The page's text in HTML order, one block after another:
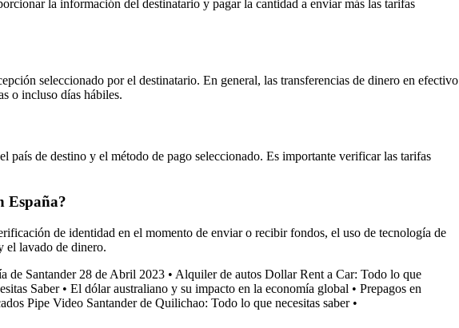
la información del destinatario y pagar la cantidad a enviar más las tarifas
seleccionado por el destinatario. En general, las transferencias de dinero en efectivo
o incluso días hábiles.
país de destino y el método de pago seleccionado. Es importante verificar las tarifas
España?
de identidad en el momento de enviar o recibir fondos, el uso de tecnología de
el lavado de dinero.
de Santander 28 de Abril 2023 • Alquiler de autos Dollar Rent a Car: Todo lo que
Saber• El dólar australiano y su impacto en la economía global • Prepagos en
Pipe Video Santander de Quilichao: Todo lo que necesitas saber•